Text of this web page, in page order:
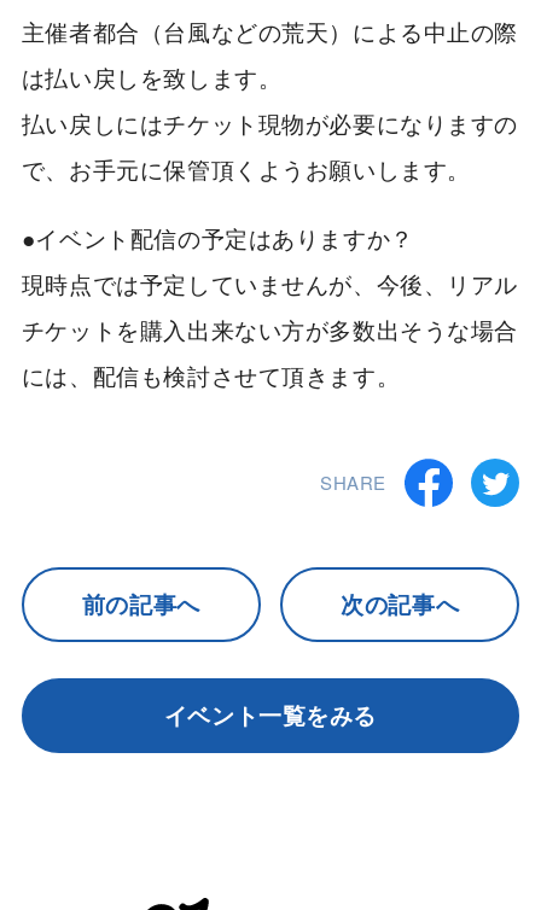
主催者都合（台風などの荒天）による中止の際
は払い戻しを致します。
払い戻しにはチケット現物が必要になりますの
で、お手元に保管頂くようお願いします。
●イベント配信の予定はありますか？
現時点では予定していませんが、今後、リアル
チケットを購入出来ない方が多数出そうな場合
には、配信も検討させて頂きます。
SHARE
前の記事へ 次の記事へ
イベント一覧をみる